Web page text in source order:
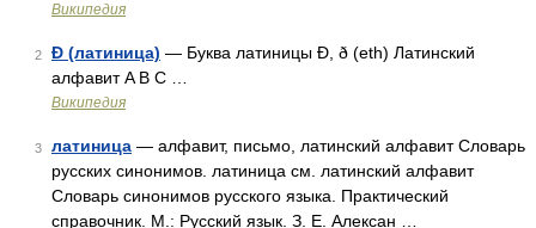
Википедия
2 Ð (латиница) — Буква латиницы Ð, ð (eth) Латинский
алфавит A B C …
Википедия
3 латиница — алфавит, письмо, латинский алфавит Словарь
русских синонимов. латиница см. латинский алфавит
Словарь синонимов русского языка. Практический
справочник. М.: Русский язык. З. Е. Алексан …